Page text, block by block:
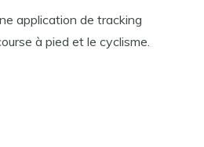
application de tracking
à pied et le cyclisme.